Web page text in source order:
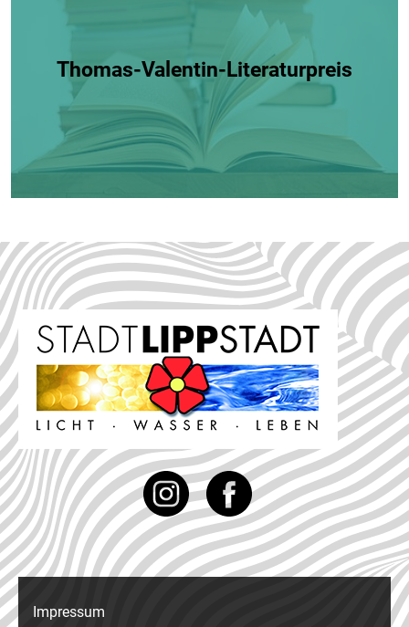
Thomas-Valentin-Literaturpreis
InstagramFacebook
Impressum